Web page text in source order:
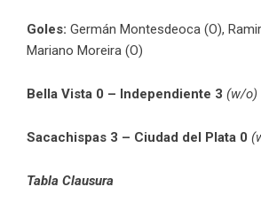
Goles: Germán Montesdeoca (O),
Mariano Moreira (O)
Bella Vista 0 – Independiente 3 (w/o)
Sacachispas 3 – Ciudad del Plata 0
Tabla Clausura